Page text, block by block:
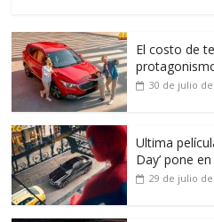
El costo de
30 de julio de
Ultima
Day’ pone
29 de julio de